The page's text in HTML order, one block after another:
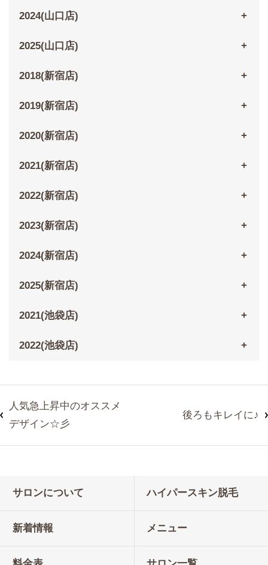
2024(山口店)
2025(山口店)
2018(新宿店)
2019(新宿店)
2020(新宿店)
2021(新宿店)
2022(新宿店)
2023(新宿店)
2024(新宿店)
2025(新宿店)
2021(池袋店)
2022(池袋店)
人気急上昇中のオススメ
デザイン☆彡
後ろもキレイに♪
サロンについて ハイパースキン脱毛
新着情報 メニュー